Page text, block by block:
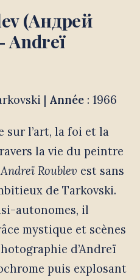
(Андрей
Andreï
| Année: 1966
l’art, la foi et la
la vie du peintre
Andreï Roublev est sans
de Tarkovski.
autonomes, il
mystique et scènes
d’Andreï
puis explosant